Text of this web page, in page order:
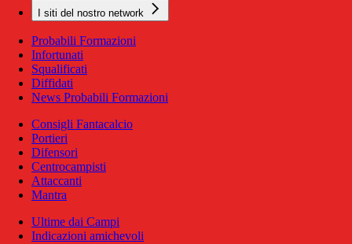
I siti del nostro network
Probabili Formazioni
Infortunati
Squalificati
Diffidati
News Probabili Formazioni
Consigli Fantacalcio
Portieri
Difensori
Centrocampisti
Attaccanti
Mantra
Ultime dai Campi
Indicazioni amichevoli